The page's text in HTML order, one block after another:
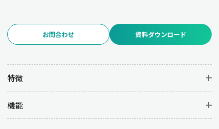
お問合わせ 資料ダウンロード
特徴
機能